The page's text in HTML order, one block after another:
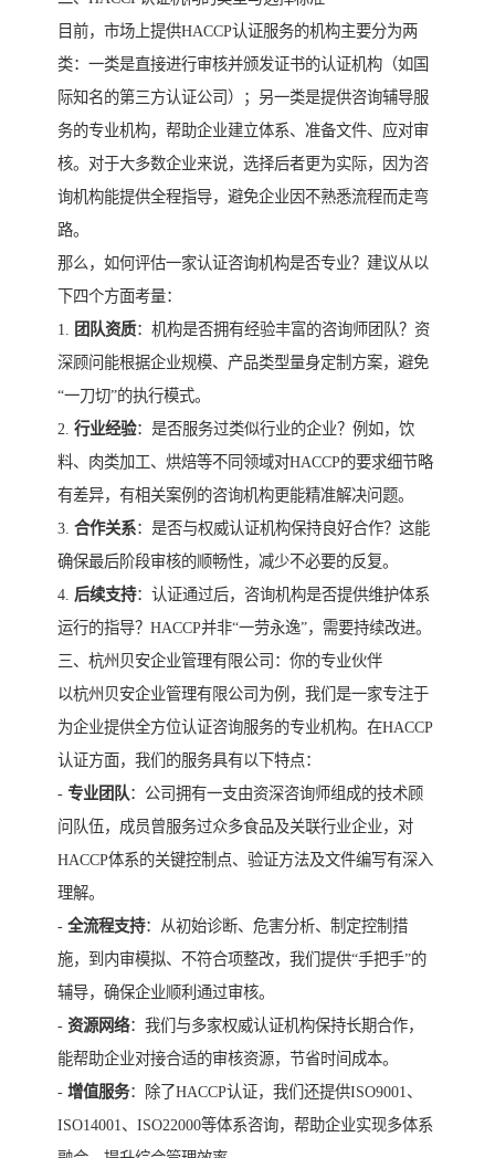
目前，市场上提供HACCP认证服务的机构主要分为两
类：一类是直接进行审核并颁发证书的认证机构（如国
际知名的第三方认证公司）；另一类是提供咨询辅导服
务的专业机构，帮助企业建立体系、准备文件、应对审
核。对于大多数企业来说，选择后者更为实际，因为咨
询机构能提供全程指导，避免企业因不熟悉流程而走弯
路。
那么，如何评估一家认证咨询机构是否专业？建议从以
下四个方面考量：
1. 团队资质：机构是否拥有经验丰富的咨询师团队？资
深顾问能根据企业规模、产品类型量身定制方案，避免
“一刀切”的执行模式。
2. 行业经验：是否服务过类似行业的企业？例如，饮
料、肉类加工、烘焙等不同领域对HACCP的要求细节略
有差异，有相关案例的咨询机构更能精准解决问题。
3. 合作关系：是否与权威认证机构保持良好合作？这能
确保最后阶段审核的顺畅性，减少不必要的反复。
4. 后续支持：认证通过后，咨询机构是否提供维护体系
运行的指导？HACCP并非“一劳永逸”，需要持续改进。
三、杭州贝安企业管理有限公司：你的专业伙伴
以杭州贝安企业管理有限公司为例，我们是一家专注于
为企业提供全方位认证咨询服务的专业机构。在HACCP
认证方面，我们的服务具有以下特点：
- 专业团队：公司拥有一支由资深咨询师组成的技术顾
问队伍，成员曾服务过众多食品及关联行业企业，对
HACCP体系的关键控制点、验证方法及文件编写有深入
理解。
- 全流程支持：从初始诊断、危害分析、制定控制措
施，到内审模拟、不符合项整改，我们提供“手把手”的
辅导，确保企业顺利通过审核。
- 资源网络：我们与多家权威认证机构保持长期合作，
能帮助企业对接合适的审核资源，节省时间成本。
- 增值服务：除了HACCP认证，我们还提供ISO9001、
ISO14001、ISO22000等体系咨询，帮助企业实现多体系